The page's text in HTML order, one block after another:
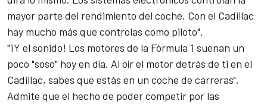
mayor parte del rendimiento del coche. Con el Cadillac
hay mucho más que controlas como piloto".
"¡Y el sonido! Los motores de la Fórmula 1 suenan un
poco "soso" hoy en día. Al oír el motor detrás de ti en el
Cadillac, sabes que estás en un coche de carreras".
Admite que el hecho de poder competir por las